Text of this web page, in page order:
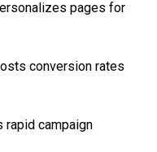
pages for
conversion rates
rapid campaign